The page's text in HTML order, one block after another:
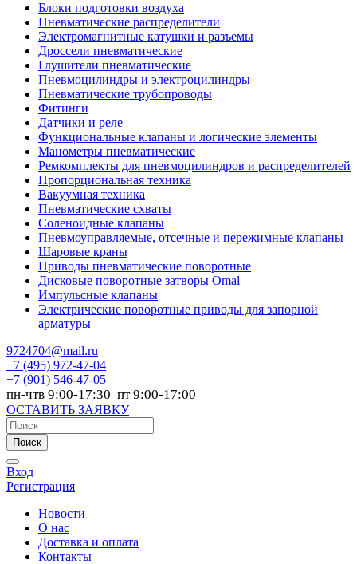
Блоки подготовки воздуха
Пневматические распределители
Электромагнитные катушки и разъемы
Дроссели пневматические
Глушители пневматические
Пневмоцилиндры и электроцилиндры
Пневматические трубопроводы
Фитинги
Датчики и реле
Функциональные клапаны и логические элементы
Манометры пневматические
Ремкомплекты для пневмоцилиндров и распределителей
Пропорциональная техника
Вакуумная техника
Пневматические схваты
Соленоидные клапаны
Пневмоуправляемые, отсечные и пережимные клапаны
Шаровые краны
Приводы пневматические поворотные
Дисковые поворотные затворы Omal
Импульсные клапаны
Электрические поворотные приводы для запорной
арматуры
9724704@mail.ru
+7 (495) 972-47-04
+7 (901) 546-47-05
пн-чтв 9:00-17:30 пт 9:00-17:00
ОСТАВИТЬ ЗАЯВКУ
Поиск
Вход
Регистрация
Новости
О нас
Доставка и оплата
Контакты